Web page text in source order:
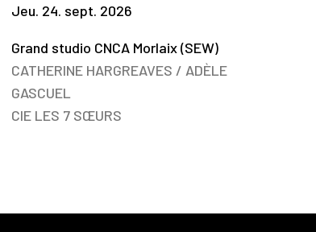
Jeu. 24. sept. 2026
Grand studio CNCA Morlaix (SEW)
CATHERINE HARGREAVES / ADÈLE
GASCUEL
CIE LES 7 SŒURS